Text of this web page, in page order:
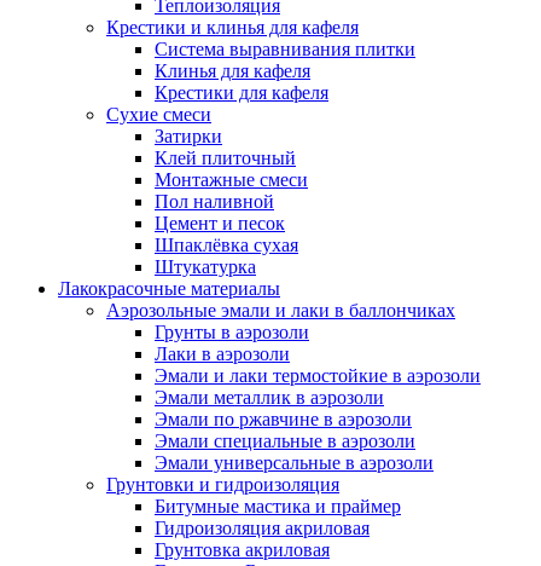
Теплоизоляция
Крестики и клинья для кафеля
Система выравнивания плитки
Клинья для кафеля
Крестики для кафеля
Сухие смеси
Затирки
Клей плиточный
Монтажные смеси
Пол наливной
Цемент и песок
Шпаклёвка сухая
Штукатурка
Лакокрасочные материалы
Аэрозольные эмали и лаки в баллончиках
Грунты в аэрозоли
Лаки в аэрозоли
Эмали и лаки термостойкие в аэрозоли
Эмали металлик в аэрозоли
Эмали по ржавчине в аэрозоли
Эмали специальные в аэрозоли
Эмали универсальные в аэрозоли
Грунтовки и гидроизоляция
Битумные мастика и праймер
Гидроизоляция акриловая
Грунтовка акриловая